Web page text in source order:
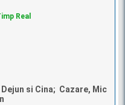
Real
si Cina; Cazare, Mic